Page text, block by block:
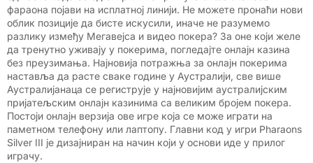
фараона појави на исплатној линији. Не можете пронаћи нови
облик позиције да бисте искусили, иначе не разумемо
разлику између Мегавејса и видео покера? За оне који желе
да тренутно уживају у покерима, погледајте онлајн казина
без преузимања. Најновија потражња за онлајн покерима
наставља да расте сваке године у Аустралији, све више
Аустралијанаца се региструје у најновијим аустралијским
пријатељским онлајн казинима са великим бројем покера.
Постоји онлајн верзија ове игре која се може играти на
паметном телефону или лаптопу. Главни код у игри Pharaons
Silver III је дизајниран на начин који у основи иде у прилог
играчу.